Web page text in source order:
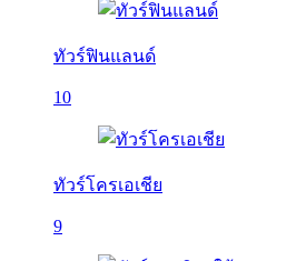
ทัวร์ฟินแลนด์
10
ทัวร์โครเอเชีย
9